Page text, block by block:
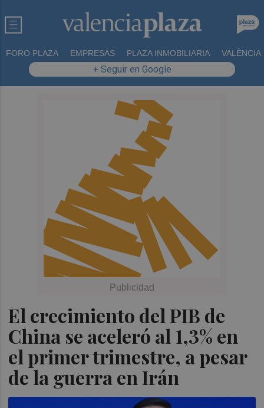
FORO PLAZA EMPRESAS PLAZA INMOBILIARIA VALÈNCIA
+ Seguir en Google
El crecimiento del PIB de
China se aceleró al 1,3% en
el primer trimestre, a pesar
de la guerra en Irán